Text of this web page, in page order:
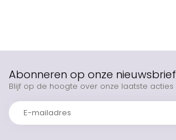
Abonneren op onze nieuwsbrief
Blijf op de hoogte over onze laatste acties